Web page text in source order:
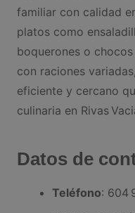
familiar con calidad
platos como
boquerones o
con raciones
eficiente y cercano
culinaria en Rivas
Datos de
Teléfono: 604